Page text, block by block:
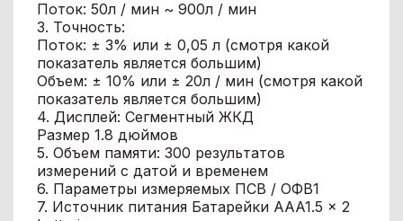
Поток: 50л / мин ~ 900л / мин
3. Точность:
Поток: ± 3% или ± 0,05 л (смотря какой
показатель является большим)
Объем: ± 10% или ± 20л / мин (смотря какой
показатель является большим)
4. Дисплей: Сегментный ЖКД
Размер 1.8 дюймов
5. Объем памяти: 300 результатов
измерений с датой и временем
6. Параметры измеряемых ПСВ / ОФВ1
7. Источник питания Батарейки AAA1.5 × 2